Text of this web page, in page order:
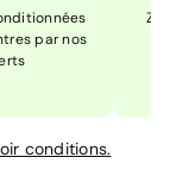
par nos
conditions.